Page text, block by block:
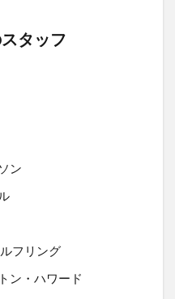
タッフ
ン
フリング
ン・ハワード